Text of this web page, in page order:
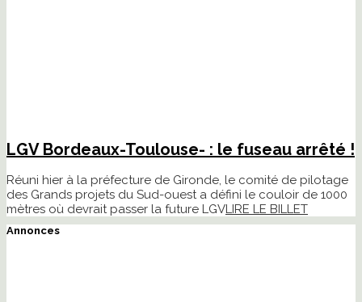
LGV Bordeaux-Toulouse- : le fuseau arrêté !
Réuni hier à la préfecture de Gironde, le comité de pilotage
des Grands projets du Sud-ouest a défini le couloir de 1000
mètres où devrait passer la future LGVLIRE LE BILLET
Annonces